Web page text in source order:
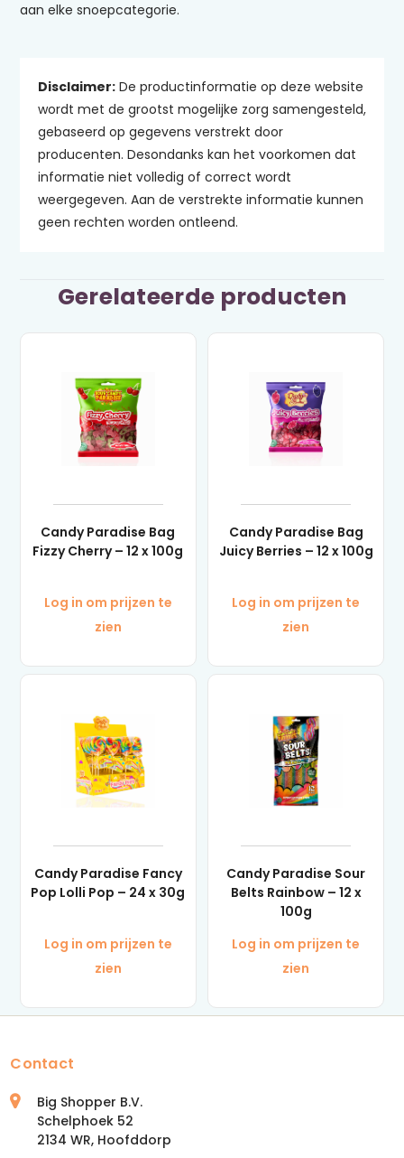
aan elke snoepcategorie.
Disclaimer:De productinformatie op deze website
wordt met de grootst mogelijke zorg samengesteld,
gebaseerd op gegevens verstrekt door
producenten. Desondanks kan het voorkomen dat
informatie niet volledig of correct wordt
weergegeven. Aan de verstrekte informatie kunnen
geen rechten worden ontleend.
Gerelateerde producten
Candy Paradise Bag
Fizzy Cherry – 12 x 100g
Log in om prijzen te
zien
Candy Paradise Bag
Juicy Berries – 12 x 100g
Log in om prijzen te
zien
Candy Paradise Fancy
Pop Lolli Pop – 24 x 30g
Log in om prijzen te
zien
Candy Paradise Sour
Belts Rainbow – 12 x
100g
Log in om prijzen te
zien
Contact
Big Shopper B.V.
Schelphoek 52
2134 WR, Hoofddorp